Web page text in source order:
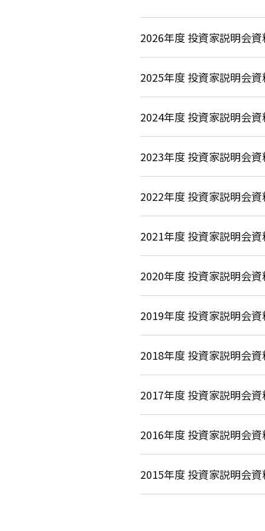
2026年度 投資家説明会資
2025年度 投資家説明会資
2024年度 投資家説明会資
2023年度 投資家説明会資
2022年度 投資家説明会資
2021年度 投資家説明会資
2020年度 投資家説明会資
2019年度 投資家説明会資
2018年度 投資家説明会資
2017年度 投資家説明会資
2016年度 投資家説明会資
2015年度 投資家説明会資